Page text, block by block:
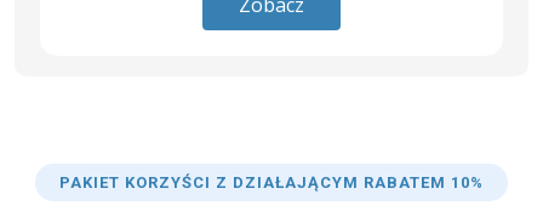
PAKIET KORZYŚCI Z DZIAŁAJĄCYM RABATEM 10%